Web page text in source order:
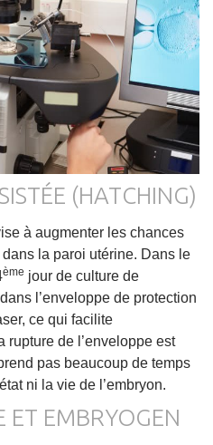
(HATCHING)
à augmenter les chances
dans la paroi utérine. Dans le
ème jour de culture de
l’enveloppe de protection
ce qui facilite
rupture de l’enveloppe est
pas beaucoup de temps
ni la vie de l’embryon.
ET EMBRYOGEN